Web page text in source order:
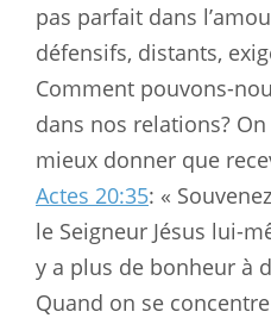
pas parfait dans
défensifs, distants,
Comment pouvons-
dans nos relations?
mieux donner que
Actes 20:35: «
le Seigneur Jésus lui-
y a plus de bonheur à
Quand on se